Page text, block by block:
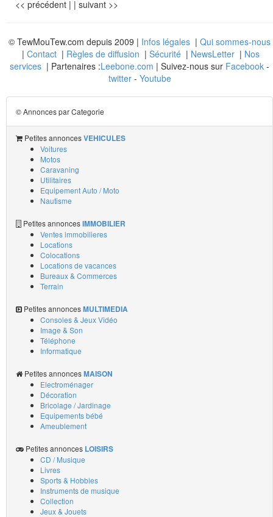
<< précédent | | suivant >>
© TewMouTew.com depuis 2009 | Infos légales | Qui sommes-nous
| Contact | Règles de diffusion | Sécurité | NewsLetter | Nos
services | Partenaires :Leebone.com | Suivez-nous sur Facebook -
twitter- Youtube
© Annonces par Categorie
Petites annoncesVEHICULES
Voitures
Motos
Caravaning
Utilitaires
Equipement Auto / Moto
Nautisme
Petites annoncesIMMOBILIER
Ventes immobilieres
Locations
Colocations
Locations de vacances
Bureaux & Commerces
Terrain
Petites annoncesMULTIMEDIA
Consoles & Jeux Vidéo
Image & Son
Téléphone
Informatique
Petites annoncesMAISON
Electroménager
Décoration
Bricolage / Jardinage
Equipements bébé
Ameublement
Petites annonces LOISIRS
CD / Musique
Livres
Sports & Hobbies
Instruments de musique
Collection
Jeux & Jouets